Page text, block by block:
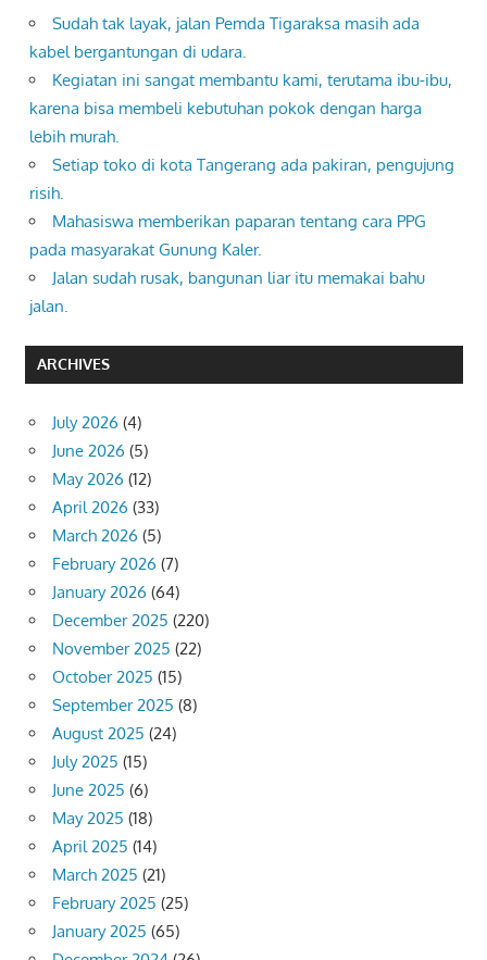
Sudah tak layak, jalan Pemda Tigaraksa masih ada
kabel bergantungan di udara.
Kegiatan ini sangat membantu kami, terutama ibu-ibu,
karena bisa membeli kebutuhan pokok dengan harga
lebih murah.
Setiap toko di kota Tangerang ada pakiran, pengujung
risih.
Mahasiswa memberikan paparan tentang cara PPG
pada masyarakat Gunung Kaler.
Jalan sudah rusak, bangunan liar itu memakai bahu
jalan.
ARCHIVES
July 2026 (4)
June 2026 (5)
May 2026 (12)
April 2026 (33)
March 2026 (5)
February 2026 (7)
January 2026 (64)
December 2025 (220)
November 2025 (22)
October 2025 (15)
September 2025 (8)
August 2025 (24)
July 2025 (15)
June 2025 (6)
May 2025 (18)
April 2025 (14)
March 2025 (21)
February 2025 (25)
January 2025 (65)